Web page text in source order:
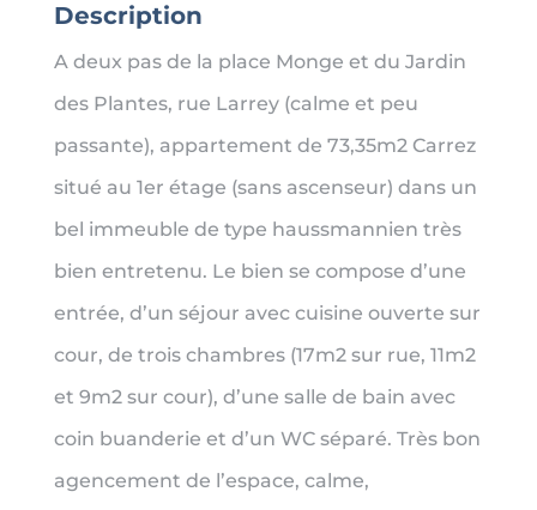
Description
A deux pas de la place Monge et du Jardin
des Plantes, rue Larrey (calme et peu
passante), appartement de 73,35m2 Carrez
situé au 1er étage (sans ascenseur) dans un
bel immeuble de type haussmannien très
bien entretenu. Le bien se compose d’une
entrée, d’un séjour avec cuisine ouverte sur
cour, de trois chambres (17m2 sur rue, 11m2
et 9m2 sur cour), d’une salle de bain avec
coin buanderie et d’un WC séparé. Très bon
agencement de l’espace, calme,